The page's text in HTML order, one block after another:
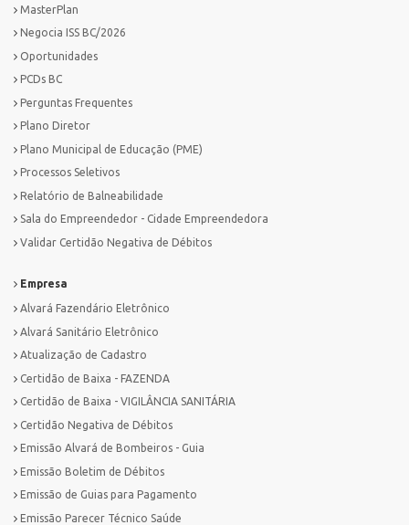
MasterPlan
Negocia ISS BC/2026
Oportunidades
PCDs BC
Perguntas Frequentes
Plano Diretor
Plano Municipal de Educação (PME)
Processos Seletivos
Relatório de Balneabilidade
Sala do Empreendedor - Cidade Empreendedora
Validar Certidão Negativa de Débitos
Empresa
Alvará Fazendário Eletrônico
Alvará Sanitário Eletrônico
Atualização de Cadastro
Certidão de Baixa - FAZENDA
Certidão de Baixa - VIGILÂNCIA SANITÁRIA
Certidão Negativa de Débitos
Emissão Alvará de Bombeiros - Guia
Emissão Boletim de Débitos
Emissão de Guias para Pagamento
Emissão Parecer Técnico Saúde